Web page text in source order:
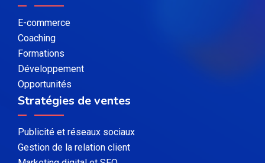
E-commerce
Coaching
Formations
Développement
Opportunités
Stratégies de ventes
Publicité et réseaux sociaux
Gestion de la relation client